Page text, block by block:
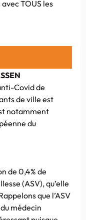
TOUS les
Covid de
de ville est
notamment
du
de 0,4% de
(ASV), qu’elle
que l’ASV
médecin